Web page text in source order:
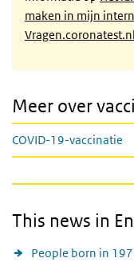
maken in mijn
Vragen.coronatest.nl
Meer over
COVID-19-vaccinatie
This news in
People born in